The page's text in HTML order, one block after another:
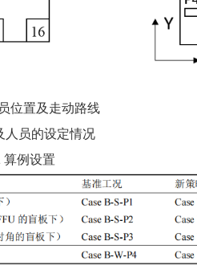
布置情况
位置及走动路线
人员的设定情况
算例设置